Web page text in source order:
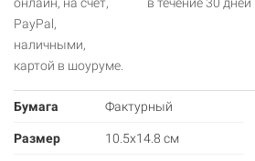
онлайн, на счет,
PayPal,
наличными,
картой в шоуруме.
в течение 30 дней
Бумага Фактурный
Размер 10.5х14.8 см